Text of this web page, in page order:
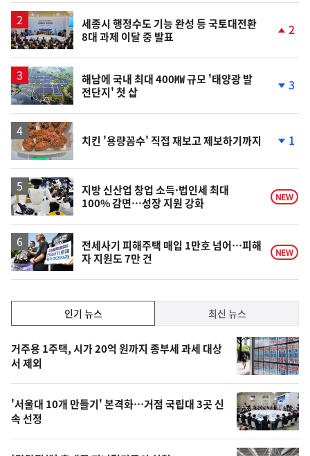
세종시 행정수도 기능 완성 등 국토대전환
8대 과제 이달 중 발표
2
해남에 국내 최대 400㎿ 규모 '태양광 발
전단지' 첫 삽
3
치킨 '용량꼼수' 직접 재보고 제보하기까지
락
1
지방 신산업 창업 소득·법인세 최대
100% 감면…성장 지원 강화
NEW
전세사기 피해주택 매입 1만호 넘어…피해
자 지원도 7만 건
NEW
기,
최
신,
오
늘
의
인기 뉴스 최신 뉴스
기
뉴
스
거주용 1주택, 시가 20억 원까지 종부세 과세 대상
서 제외
'서울대 10개 만들기' 본격화…거점 국립대 3곳 신
속 선정